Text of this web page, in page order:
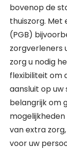
bovenop de
thuiszorg. Met
(PGB)
zorgverleners
zorg u nodig
flexibiliteit om
aansluit op uw
belangrijk om
van extra
voor uw